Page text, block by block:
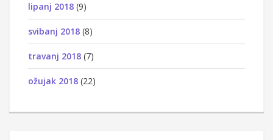
lipanj 2018 (9)
svibanj 2018 (8)
travanj 2018 (7)
ožujak 2018 (22)